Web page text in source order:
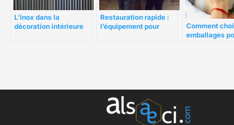
L’inox dans la
décoration intérieure
Restauration rapide :
l’équipement pour
Comment
emballages